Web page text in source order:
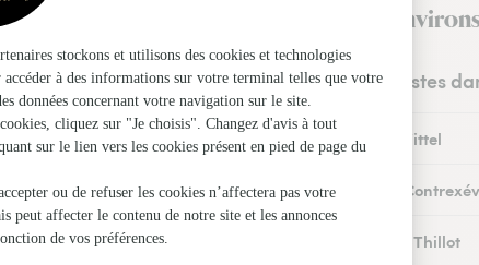
Interflora à Renauvoid et dans ses
Les fleuristes
Fleuristes à Vittel
Fleuristes à
Fleuristes au Thillot